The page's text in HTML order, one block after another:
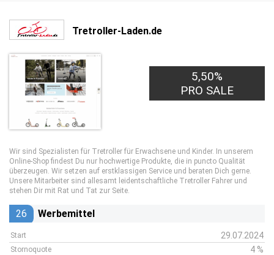
Tretroller-Laden.de
5,50%
PRO SALE
Wir sind Spezialisten für Tretroller für Erwachsene und Kinder. In unserem
Online-Shop findest Du nur hochwertige Produkte, die in puncto Qualität
überzeugen. Wir setzen auf erstklassigen Service und beraten Dich gerne.
Unsere Mitarbeiter sind allesamt leidentschaftliche Tretroller Fahrer und
stehen Dir mit Rat und Tat zur Seite.
26 Werbemittel
Start 29.07.2024
Stornoquote 4 %